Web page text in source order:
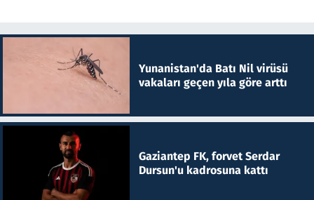
Yunanistan'da Batı Nil virüsü
vakaları geçen yıla göre arttı
Gaziantep FK, forvet Serdar
Dursun'u kadrosuna kattı